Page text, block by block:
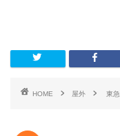
HOME 屋外 東